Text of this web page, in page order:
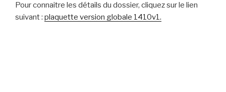
Pour connaitre les détails du dossier, cliquez sur le lien
suivant : plaquette version globale 1410v1.